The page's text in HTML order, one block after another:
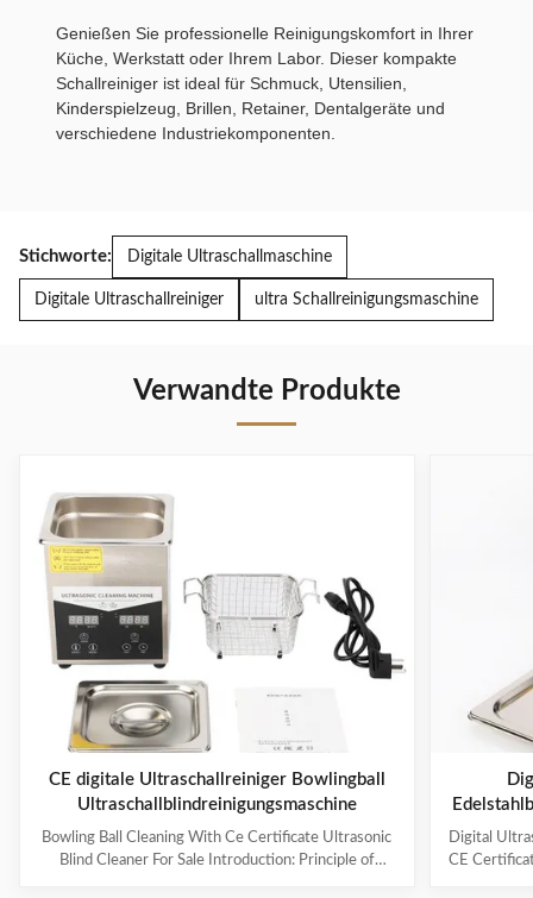
Genießen Sie professionelle Reinigungskomfort in Ihrer
Küche, Werkstatt oder Ihrem Labor. Dieser kompakte
Schallreiniger ist ideal für Schmuck, Utensilien,
Kinderspielzeug, Brillen, Retainer, Dentalgeräte und
verschiedene Industriekomponenten.
Stichworte: Digitale Ultraschallmaschine
Digitale Ultraschallreiniger ultra Schallreinigungsmaschine
Verwandte Produkte
CE digitale Ultraschallreiniger Bowlingball
Ultraschallblindreinigungsmaschine
Bowling Ball Cleaning With Ce Certificate Ultrasonic
Blind Cleaner For Sale Introduction: Principle of
kHz
Digital
CE